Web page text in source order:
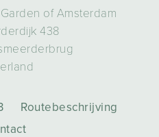
of Amsterdam
438
Routebeschrijving